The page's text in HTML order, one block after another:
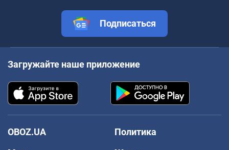
Подписаться
Загружайте наше приложение
OBOZ.UA
Политика